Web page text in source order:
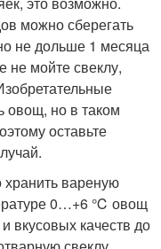
можно сберегать
не дольше 1 месяца
не мойте свеклу,
овощ, но в таком
оставьте
хранить вареную
0…+6 ℃ овощ
вкусовых качеств до